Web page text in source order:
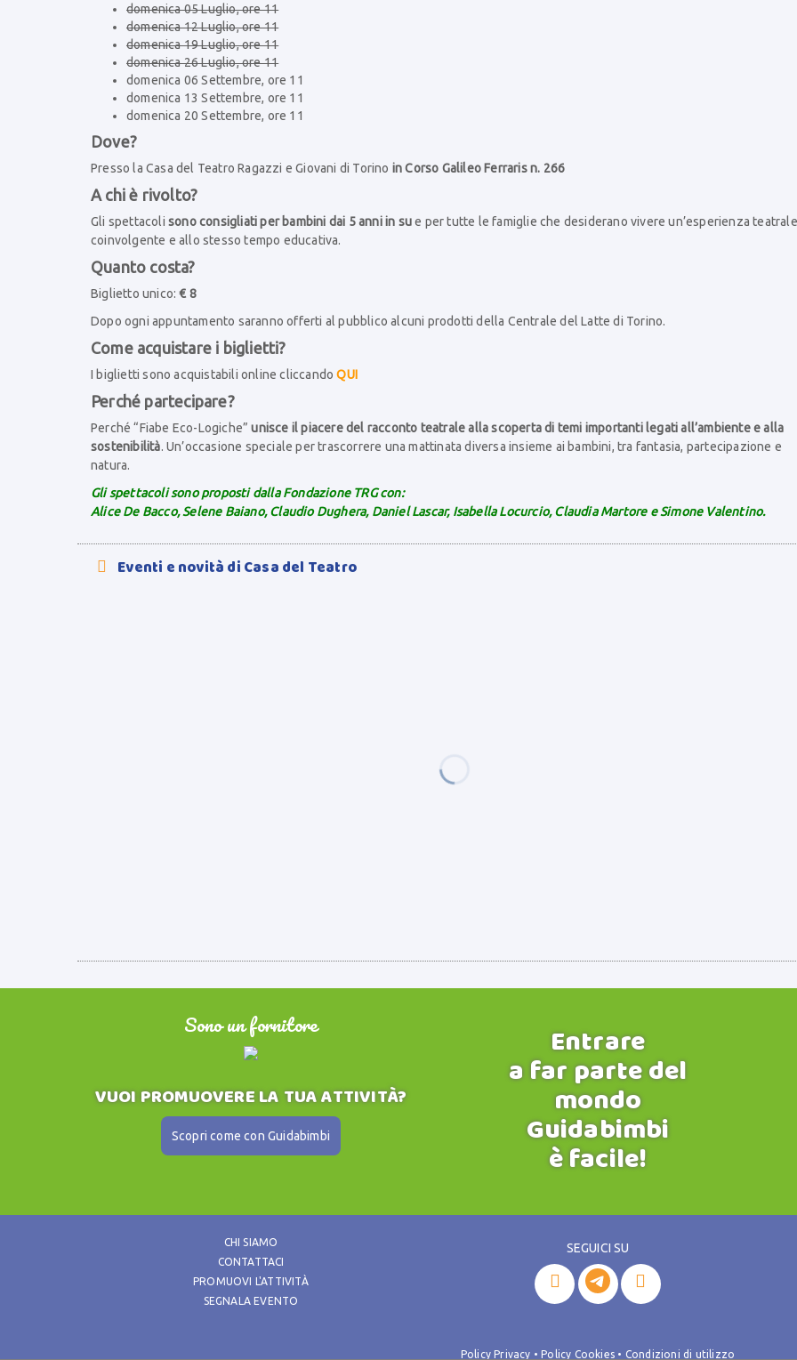
domenica 05 Luglio, ore 11
domenica 12 Luglio, ore 11
domenica 19 Luglio, ore 11
domenica 26 Luglio, ore 11
domenica 06 Settembre, ore 11
domenica 13 Settembre, ore 11
domenica 20 Settembre, ore 11
Dove?
Presso la Casa del Teatro Ragazzi e Giovani di Torino in Corso Galileo Ferraris n. 266
A chi è rivolto?
Gli spettacoli sono consigliati per bambini dai 5 anni in sue per tutte le famiglie che desiderano vivere un’esperienza teatrale
coinvolgente e allo stesso tempo educativa.
Quanto costa?
Biglietto unico:€ 8
Dopo ogni appuntamento saranno offerti al pubblico alcuni prodotti della Centrale del Latte di Torino.
Come acquistare i biglietti?
I biglietti sono acquistabili online cliccandoQUI
Perché partecipare?
Perché “Fiabe Eco-Logiche”unisce il piacere del racconto teatrale alla scoperta di temi importanti legati all’ambiente e alla
sostenibilità. Un’occasione speciale per trascorrere una mattinata diversa insieme ai bambini, tra fantasia, partecipazione e
natura.
Gli spettacoli sono proposti dalla Fondazione TRG con:
Alice De Bacco, Selene Baiano, Claudio Dughera, Daniel Lascar, Isabella Locurcio, Claudia Martore e Simone Valentino.
 Eventi e novità di Casa del Teatro
Entrare
a far parte del
mondo
Guidabimbi
è facile!
Sono un fornitore
VUOI PROMUOVERE LA TUA ATTIVITÀ?
Scopri come con Guidabimbi
CHI SIAMO
CONTATTACI
PROMUOVI L'ATTIVITÀ
SEGNALA EVENTO
SEGUICI SU
 
Policy Privacy •Policy Cookies • Condizioni di utilizzo